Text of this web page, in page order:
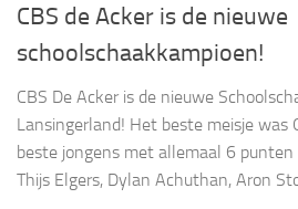
CBS de Acker is de nieuwe
schoolschaakkampioen!
CBS De Acker is de nieuwe
Lansingerland! Het beste meisje was
beste jongens met allemaal 6
Thijs Elgers, Dylan Achuthan, Aron